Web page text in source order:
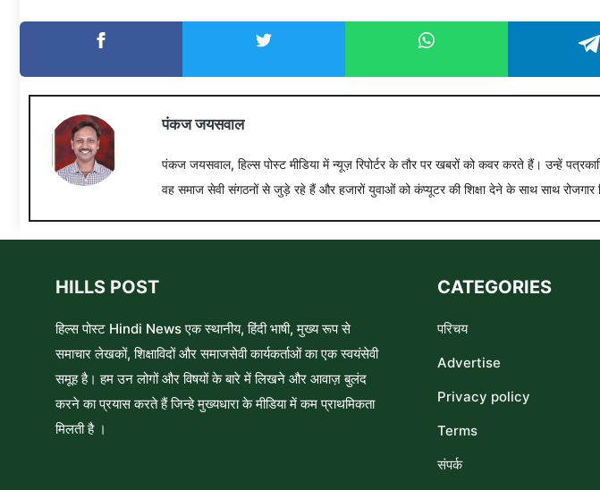
पंकज जयसवाल
पंकज जयसवाल, हिल्स पोस्ट मीडिया में न्यूज़ रिपोर्टर के तौर पर खबरों को कवर करते हैं। उन्हें
वह समाज सेवी संगठनों से जुड़े रहे हैं और हजारों युवाओं को कंप्यूटर की शिक्षा देने के साथ साथ रोजगार
HILLS POST
हिल्स पोस्ट Hindi News एक स्थानीय, हिंदी भाषी, मुख्य रूप से
समाचार लेखकों, शिक्षाविदों और समाजसेवी कार्यकर्ताओं का एक स्वयंसेवी
समूह है। हम उन लोगों और विषयों के बारे में लिखने और आवाज़ बुलंद
करने का प्रयास करते हैं जिन्हे मुख्यधारा के मीडिया में कम प्राथमिकता
मिलती है ।
CATEGORIES
परिचय
Advertise
Privacy policy
Terms
संपर्क